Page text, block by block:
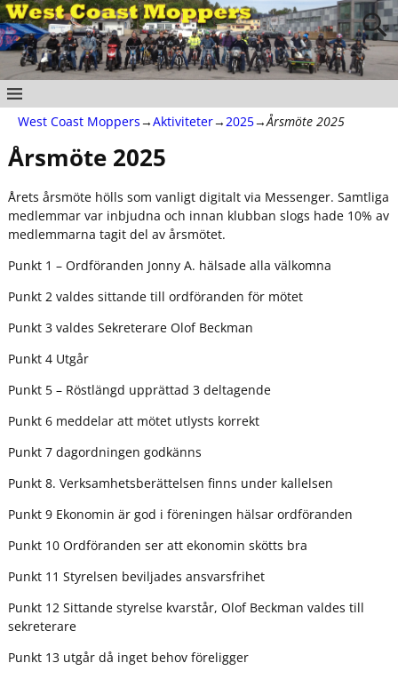
West Coast Moppers→Aktiviteter→2025→Årsmöte 2025
Årsmöte 2025
Årets årsmöte hölls som vanligt digitalt via Messenger. Samtliga
medlemmar var inbjudna och innan klubban slogs hade 10% av
medlemmarna tagit del av årsmötet.
Punkt 1 – Ordföranden Jonny A. hälsade alla välkomna
Punkt 2 valdes sittande till ordföranden för mötet
Punkt 3 valdes Sekreterare Olof Beckman
Punkt 4 Utgår
Punkt 5 – Röstlängd upprättad 3 deltagende
Punkt 6 meddelar att mötet utlysts korrekt
Punkt 7 dagordningen godkänns
Punkt 8. Verksamhetsberättelsen finns under kallelsen
Punkt 9 Ekonomin är god i föreningen hälsar ordföranden
Punkt 10 Ordföranden ser att ekonomin skötts bra
Punkt 11 Styrelsen beviljades ansvarsfrihet
Punkt 12 Sittande styrelse kvarstår, Olof Beckman valdes till
sekreterare
Punkt 13 utgår då inget behov föreligger